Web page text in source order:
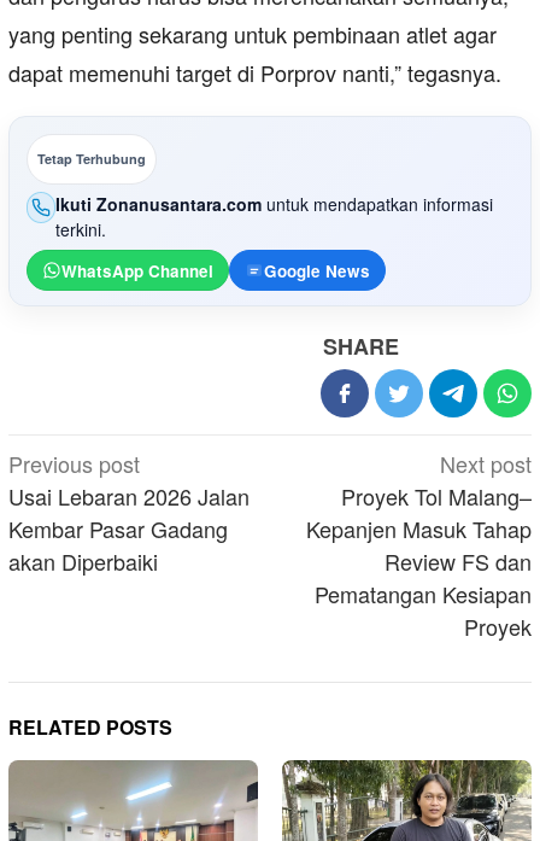
yang penting sekarang untuk pembinaan atlet agar
dapat memenuhi target di Porprov nanti,” tegasnya.
Tetap Terhubung
Ikuti Zonanusantara.com untuk mendapatkan informasi
terkini.
WhatsApp Channel Google News
SHARE
Post
navigation
Previous post
Usai Lebaran 2026 Jalan
Kembar Pasar Gadang
akan Diperbaiki
Next post
Proyek Tol Malang–
Kepanjen Masuk Tahap
Review FS dan
Pematangan Kesiapan
Proyek
RELATED POSTS